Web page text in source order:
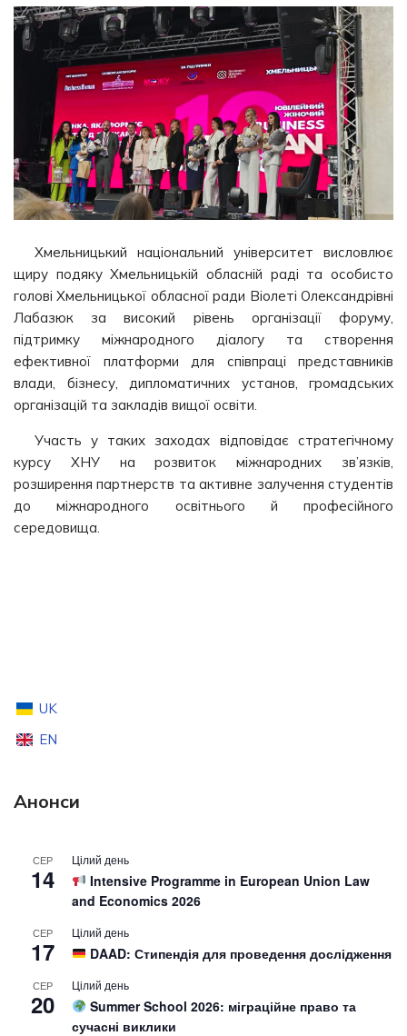
Хмельницький національний університет висловлює
щиру подяку Хмельницькій обласній раді та особисто
голові Хмельницької обласної ради Віолеті Олександрівні
Лабазюк за високий рівень організації форуму,
підтримку міжнародного діалогу та створення
ефективної платформи для співпраці представників
влади, бізнесу, дипломатичних установ, громадських
організацій та закладів вищої освіти.
Участь у таких заходах відповідає стратегічному
курсу ХНУ на розвиток міжнародних зв’язків,
розширення партнерств та активне залучення студентів
до міжнародного освітнього й професійного
середовища.
UK
EN
Анонси
СЕР
14
Цілий день
Intensive Programme in European Union Law
and Economics 2026
СЕР
17
Цілий день
DAAD: Стипендія для проведення дослідження
СЕР
20
Цілий день
Summer School 2026: міграційне право та
сучасні виклики